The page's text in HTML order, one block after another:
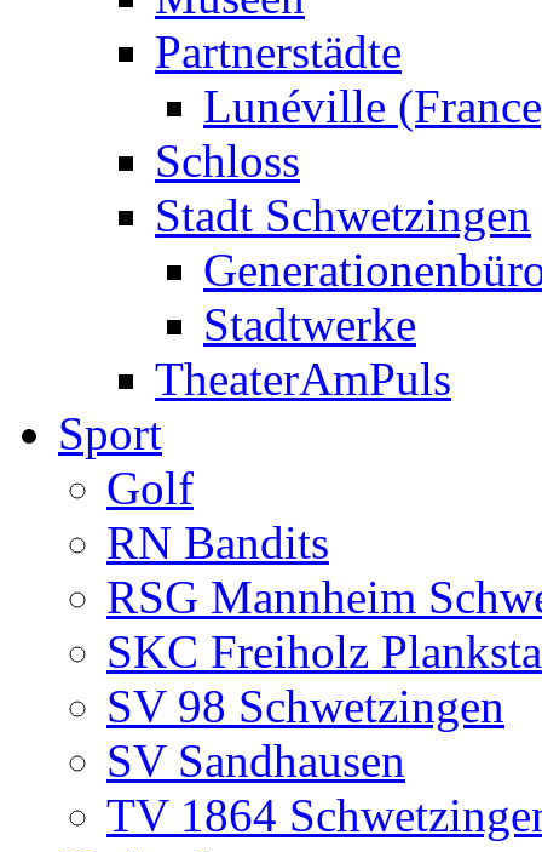
Partnerstädte
Lunéville
Schloss
Stadt Schwetzingen
Stadtwerke
TheaterAmPuls
Sport
Golf
RN Bandits
RSG Mannheim
SKC Freiholz
SV 98 Schwetzingen
SV Sandhausen
TV 1864